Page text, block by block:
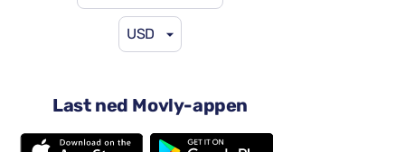
USD
Last ned Movly-appen
per dag
Automatisk transmisjon
5 seter
2 store kofferter